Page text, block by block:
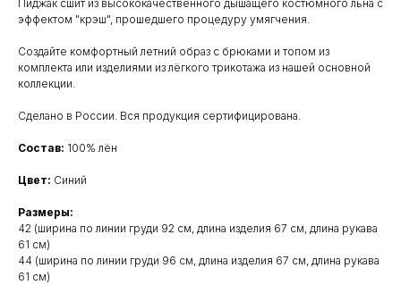
Пиджак сшит из высококачественного дышащего костюмного льна с
эффектом "крэш", прошедшего процедуру умягчения.
Создайте комфортный летний образ с брюками и топом из
комплекта или изделиями из лёгкого трикотажа из нашей основной
коллекции.
Сделано в России. Вся продукция сертифицирована.
Состав: 100% лён
Цвет: Синий
Размеры:
42 (ширина по линии груди 92 см, длина изделия 67 см, длина рукава
61 см)
44 (ширина по линии груди 96 см, длина изделия 67 см, длина рукава
61 см)